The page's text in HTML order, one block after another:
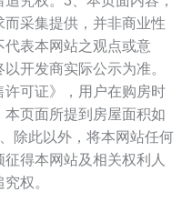
采集提供，并非商业性
表本网站之观点或意
开发商实际公示为准。
可证》，用户在购房时
页面所提到房屋面积如
除此以外，将本网站任何
得本网站及相关权利人
权。